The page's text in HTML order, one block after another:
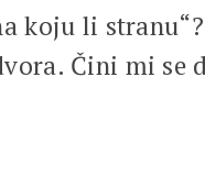
koju li
Čini mi se